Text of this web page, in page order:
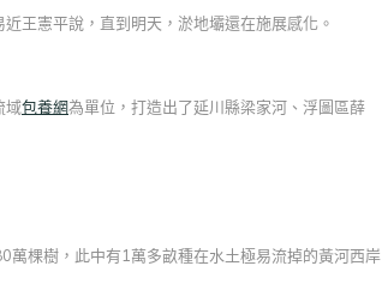
王憲平說，直到明天，淤地壩還在施展感化。
域包養網為單位，打造出了延川縣梁家河、浮圖區薛
棵樹，此中有1萬多畝種在水土極易流掉的黃河西岸